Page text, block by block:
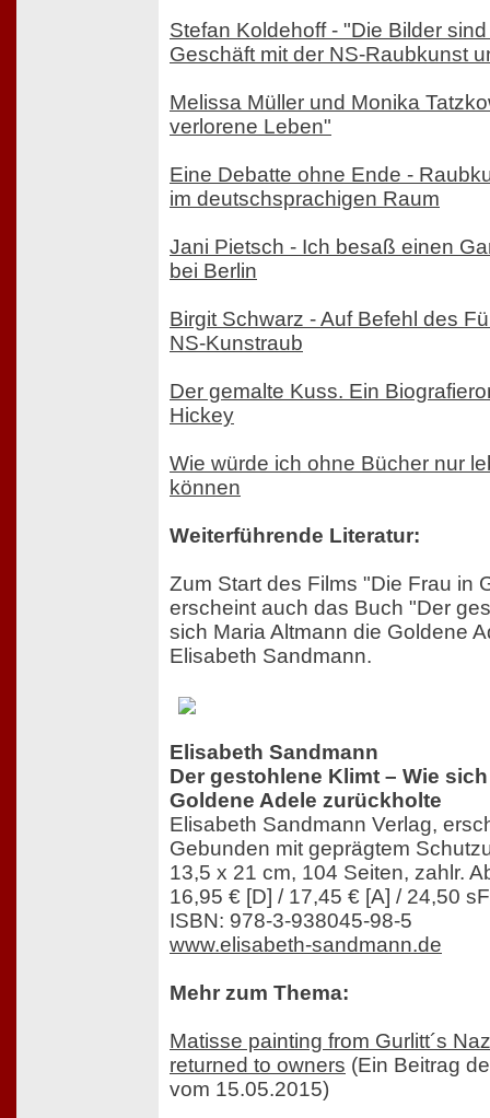
Stefan Koldehoff - "Die Bilder
Geschäft mit der NS-Raubkunst
Melissa Müller und Monika
verlorene Leben"
Eine Debatte ohne Ende -
im deutschsprachigen Raum
Jani Pietsch - Ich besaß einen
bei Berlin
Birgit Schwarz - Auf Befehl des
NS-Kunstraub
Der gemalte Kuss. Ein
Hickey
Wie würde ich ohne Bücher nur
können
Weiterführende Literatur:
Zum Start des Films "Die Frau in
erscheint auch das Buch "Der
sich Maria Altmann die Goldene
Elisabeth Sandmann.
Elisabeth Sandmann
Der gestohlene Klimt – Wie
Goldene Adele zurückholte
Elisabeth Sandmann Verlag,
Gebunden mit geprägtem
13,5 x 21 cm, 104 Seiten, zahlr.
16,95 € [D] / 17,45 € [A] / 24,50
ISBN: 978-3-938045-98-5
www.elisabeth-sandmann.de
Mehr zum Thema:
Matisse painting from Gurlitt´s
returned to owners (Ein Beitrag
vom 15.05.2015)